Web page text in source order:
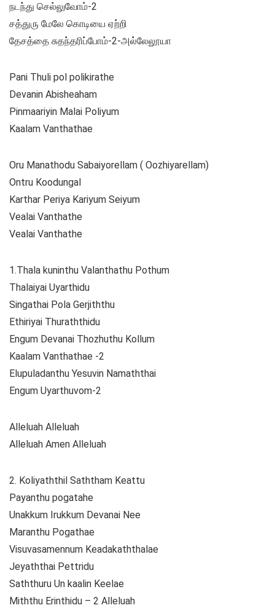
நடந்து செல்லுவோம்-2
சத்துரு மேலே கொடியை ஏற்றி
தேசத்தை சுதந்தரிப்போம்-2-அல்லேலூயா
Pani Thuli pol polikirathe
Devanin Abisheaham
Pinmaariyin Malai Poliyum
Kaalam Vanthathae
Oru Manathodu Sabaiyorellam ( Oozhiyarellam)
Ontru Koodungal
Karthar Periya Kariyum Seiyum
Vealai Vanthathe
Vealai Vanthathe
1.Thala kuninthu Valanthathu Pothum
Thalaiyai Uyarthidu
Singathai Pola Gerjiththu
Ethiriyai Thuraththidu
Engum Devanai Thozhuthu Kollum
Kaalam Vanthathae -2
Elupuladanthu Yesuvin Namaththai
Engum Uyarthuvom-2
Alleluah Alleluah
Alleluah Amen Alleluah
2. Koliyaththil Saththam Keattu
Payanthu pogatahe
Unakkum Irukkum Devanai Nee
Maranthu Pogathae
Visuvasamennum Keadakaththalae
Jeyaththai Pettridu
Saththuru Un kaalin Keelae
Miththu Erinthidu – 2 Alleluah